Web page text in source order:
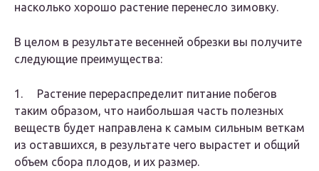
насколько хорошо растение перенесло зимовку.
В целом в результате весенней обрезки вы получите
следующие преимущества:
1. Растение перераспределит питание побегов
таким образом, что наибольшая часть полезных
веществ будет направлена к самым сильным веткам
из оставшихся, в результате чего вырастет и общий
объем сбора плодов, и их размер.